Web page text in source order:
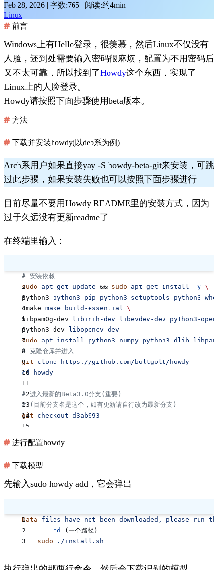
Feb 28, 2026 | 字数:765 | 阅读:约4min
Linux
前言
Windows上有Hello登录，很羡慕，然后Linux不仅没有
人脸，还到处需要输入密码很麻烦，配置为不用密码后
又不太可靠，所以找到了Howdy这个东西，实现了
Linux上的人脸登录。
Howdy请按照下面步骤使用beta版本。
方法
下载并安装howdy(以deb系为例)
Arch系用户如果直接yay -S howdy-beta-git来安装，可跳
过此步骤，如果安装失败也可以按照下面步骤进行
目前尽量不要用Howdy README里的安装方式，因为
过于久远没有更新readme了
在终端里输入：
# 安装依赖
sudo apt-get update && sudo apt-get install -y \
python3 python3-pip python3-setuptools python3-
cmake make build-essential \
libpam0g-dev
libinih-dev libevdev-dev python3-
python3-dev
libopencv-dev
sudo apt install python3-numpy python3-dlib
# 克隆仓库并进入
git clone https://github.com/boltgolt/howdy
cd howdy
# 进入最新的Beta3.0分支(重要)
# (目前分支名是这个，如有更新请自行改为最新分支)
git checkout d3ab993
meson setup
meson install
进行配置howdy
下载模型
先输入sudo howdy add ，它会弹出
Data files have not been downloaded, please run
	cd
(一个路径)
    sudo
./install.sh